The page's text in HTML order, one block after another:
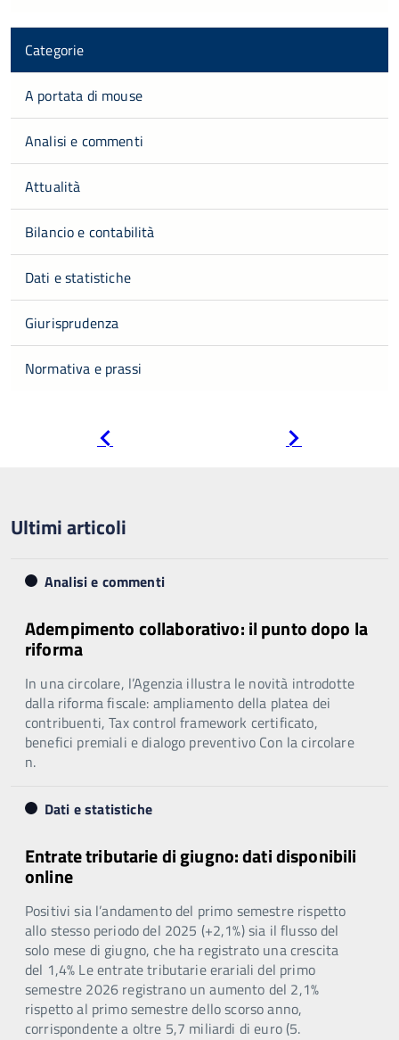
Categorie
A portata di mouse
Analisi e commenti
Attualità
Bilancio e contabilità
Dati e statistiche
Giurisprudenza
Normativa e prassi
Ultimi articoli
Analisi e commenti
Adempimento collaborativo: il punto dopo la
riforma
In una circolare, l’Agenzia illustra le novità introdotte
dalla riforma fiscale: ampliamento della platea dei
contribuenti, Tax control framework certificato,
benefici premiali e dialogo preventivo Con la circolare
n.
Dati e statistiche
Entrate tributarie di giugno: dati disponibili
online
Positivi sia l’andamento del primo semestre rispetto
allo stesso periodo del 2025 (+2,1%) sia il flusso del
solo mese di giugno, che ha registrato una crescita
del 1,4% Le entrate tributarie erariali del primo
semestre 2026 registrano un aumento del 2,1%
rispetto al primo semestre dello scorso anno,
corrispondente a oltre 5,7 miliardi di euro (5.